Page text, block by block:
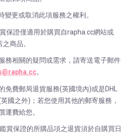
變更或取消此項服務之權利。
保證僅適用於購買自rapha.cc網站或
商品。
務相關的疑問或需求，請寄送電子郵件
。
免費郵局退貨服務(英國境內)或是DHL
國之外)；若您使用其他的郵寄服務，
運費給您。
賞保證的所購品項之退貨須於自購買日